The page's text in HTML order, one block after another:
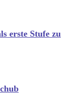
erste Stufe zu